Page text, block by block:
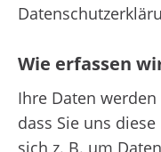
Wie erfassen
Ihre Daten
dass Sie uns
sich z. B. um